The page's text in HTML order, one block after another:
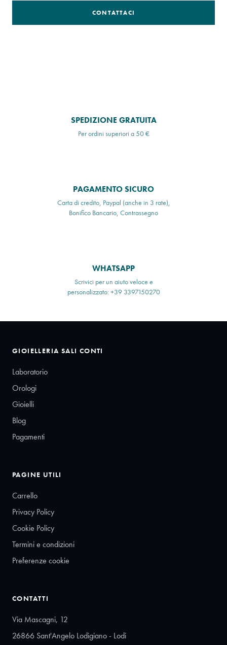
CONTATTACI
SPEDIZIONE GRATUITA
Per ordini superiori a 50 €
PAGAMENTO SICURO
Carta di credito, Paypal (anche in 3 rate),
Bonifico Bancario, Contrassegno
WHATSAPP
Scrivici per un aiuto veloce e
personalizzato: +39 3397150270
GIOIELLERIA SALI CONTI
Laboratorio
Orologi
Gioielli
Blog
Pagamenti
PAGINE UTILI
Carrello
Privacy Policy
Cookie Policy
Termini e condizioni
Preferenze cookie
CONTATTI
Via Mascagni, 12
26866 Sant'Angelo Lodigiano - Lodi